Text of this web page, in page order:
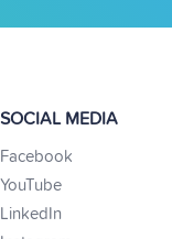
SOCIAL MEDIA
Facebook
YouTube
LinkedIn